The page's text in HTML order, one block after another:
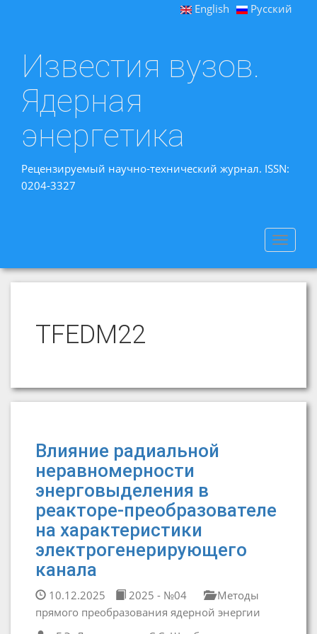
English Русский
Известия вузов.
Ядерная
энергетика
Рецензируемый научно-технический журнал. ISSN:
0204-3327
Toggle
TFEDM22
Влияние радиальной
неравномерности
энерговыделения в
реакторе-преобразователе
на характеристики
электрогенерирующего
канала
10.12.2025 2025 - №04
Методы
прямого преобразования ядерной энергии